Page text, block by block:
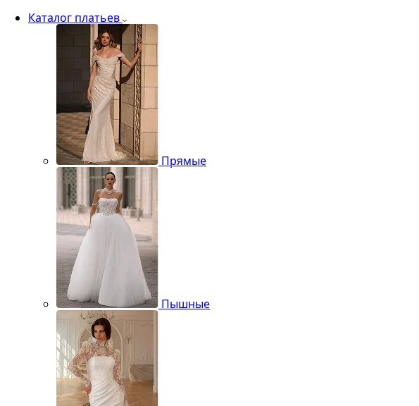
Каталог платьев
Прямые
Пышные